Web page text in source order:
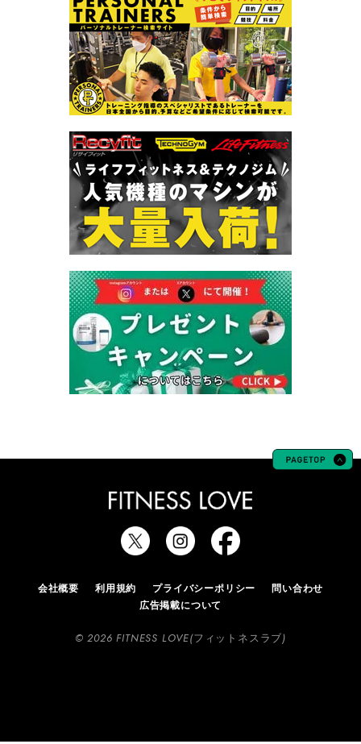
会社概要 利用規約 プライバシーポリシー
問い合わせ
広告掲載について
© 2026 FITNESS LOVE(フィットネスラブ)